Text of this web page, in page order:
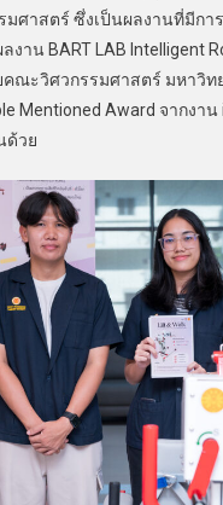
มศาสตร์ ซึ่งเป็นผลงานที่มีกา
งาน BART LAB Intelligent
คณะวิศวกรรมศาสตร์ มหาวิ
Mentioned Award จากงาน
ด้วย